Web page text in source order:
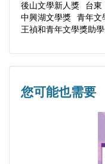
泣。沒人能從她口
期待著好天，等著
．刺青．
我在等一個人，一
前一天打電話給我
花去，但她沒有打
像我童年裡的每個
淚滴在她身上，他
2019王禎和青年文
三、作品發表於
《2018台灣年度詩
《幼獅文藝》（新詩
《MPlus |云閱讀－
（網路平台：
人造衛星為何不墜落
三間屋
後山文學新人獎 台東
中興湖文學獎
青年文
王禎和青年文學獎助
您可能也需要